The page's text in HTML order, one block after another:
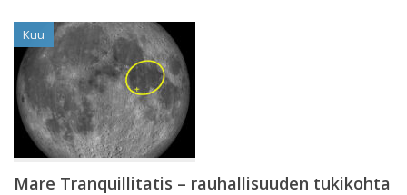
Kuu
Mare Tranquillitatis – rauhallisuuden tukikohta